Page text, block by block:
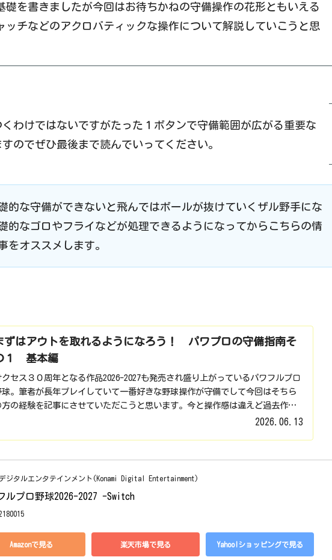
礎を書きましたが今回はお待ちかねの守備操作の花形ともいえる
ッチなどのアクロバティックな操作について解説していこうと思
わけではないですがたった１ボタンで守備範囲が広がる重要な
のでぜひ最後まで読んでいってください。
的な守備ができないと飛んではボールが抜けていくザル野手にな
的なゴロやフライなどが処理できるようになってからこちらの情
をオススメします。
ずはアウトを取れるようになろう！ パワプロの守備指南そ
１ 基本編
クセス３０周年となる作品2026-2027も発売され盛り上がっているパワフルプロ
球。筆者が長年プレイしていて一番好きな野球操作が守備でして今回はそちら
方の経験を記事にさせていただこうと思います。今と操作感は違えど過去作で
2026.06.13
ジタルエンタテインメント(Konami Digital Entertainment)
ルプロ野球2026-2027 -Switch
Amazonで見る 楽天市場で見る Yahoo!ショッピングで見る